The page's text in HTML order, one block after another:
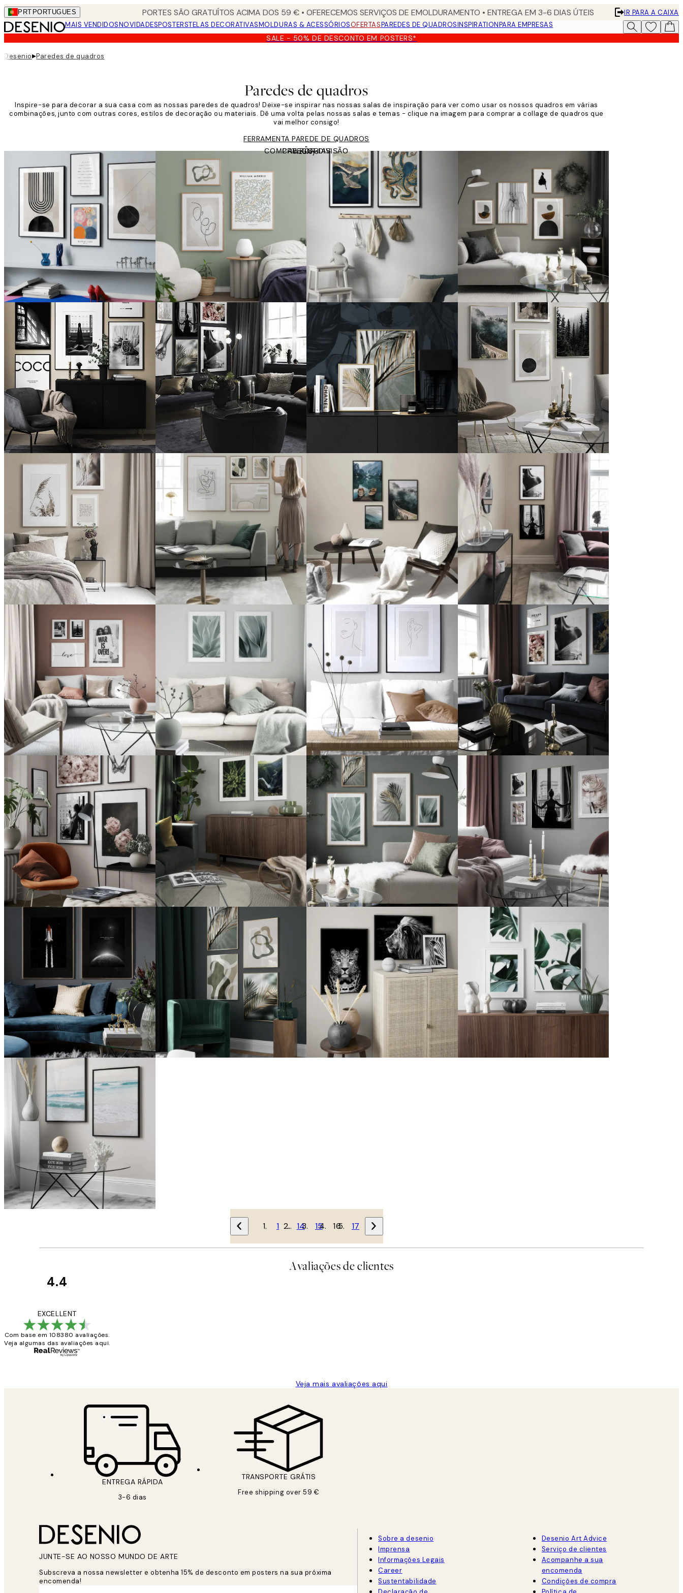
Skip
to
main
content.
PRT PORTUGUES PORTES SÃO GRATUÍTOS ACIMA DOS 59 € • OFERECEMOS SERVIÇOS DE EMOLDURAMENTO • ENTREGA EM 3-6 DIAS ÚTEIS
IR PARA A CAIXA
MAIS VENDIDOSNOVIDADESPOSTERSTELAS DECORATIVASMOLDURAS & ACESSÓRIOSOFERTASPAREDES DE QUADROSINSPIRATIONPARA EMPRESAS
SALE - 50% DE DESCONTO EM POSTERS*
Desenio▸Paredes de quadros
Paredes de quadros
Inspire-se para decorar a sua casa com as nossas paredes de quadros! Deixe-se inspirar nas nossas salas de inspiração para ver como usar os nossos quadros em várias
combinações, junto com outras cores, estilos de decoração ou materiais. Dê uma volta pelas nossas salas e temas - clique na imagem para comprar a collage de quadros que
vai melhor consigo!
FERRAMENTA PAREDE DE QUADROS
CATEGORIAS
Azulejo
COMPRE POR DIVISÃO
1 … 14 15 16 17
Avaliações de clientes
4.4
EXCELLENT
Com base em 108380 avaliações.
Veja algumas das avaliações aqui.
Veja mais avaliações aqui
ENTREGA RÁPIDA
3-6 dias
TRANSPORTE GRÁTIS
Free shipping over 59 €
JUNTE-SE AO NOSSO MUNDO DE ARTE
Subscreva a nossa newsletter e obtenha 15% de desconto em posters na sua próxima
encomenda!
Sobre a desenio
Imprensa
Informações Legais
Career
Sustentabilidade
Desenio Art Advice
Serviço de clientes
Acompanhe a sua
encomenda
Condições de compra